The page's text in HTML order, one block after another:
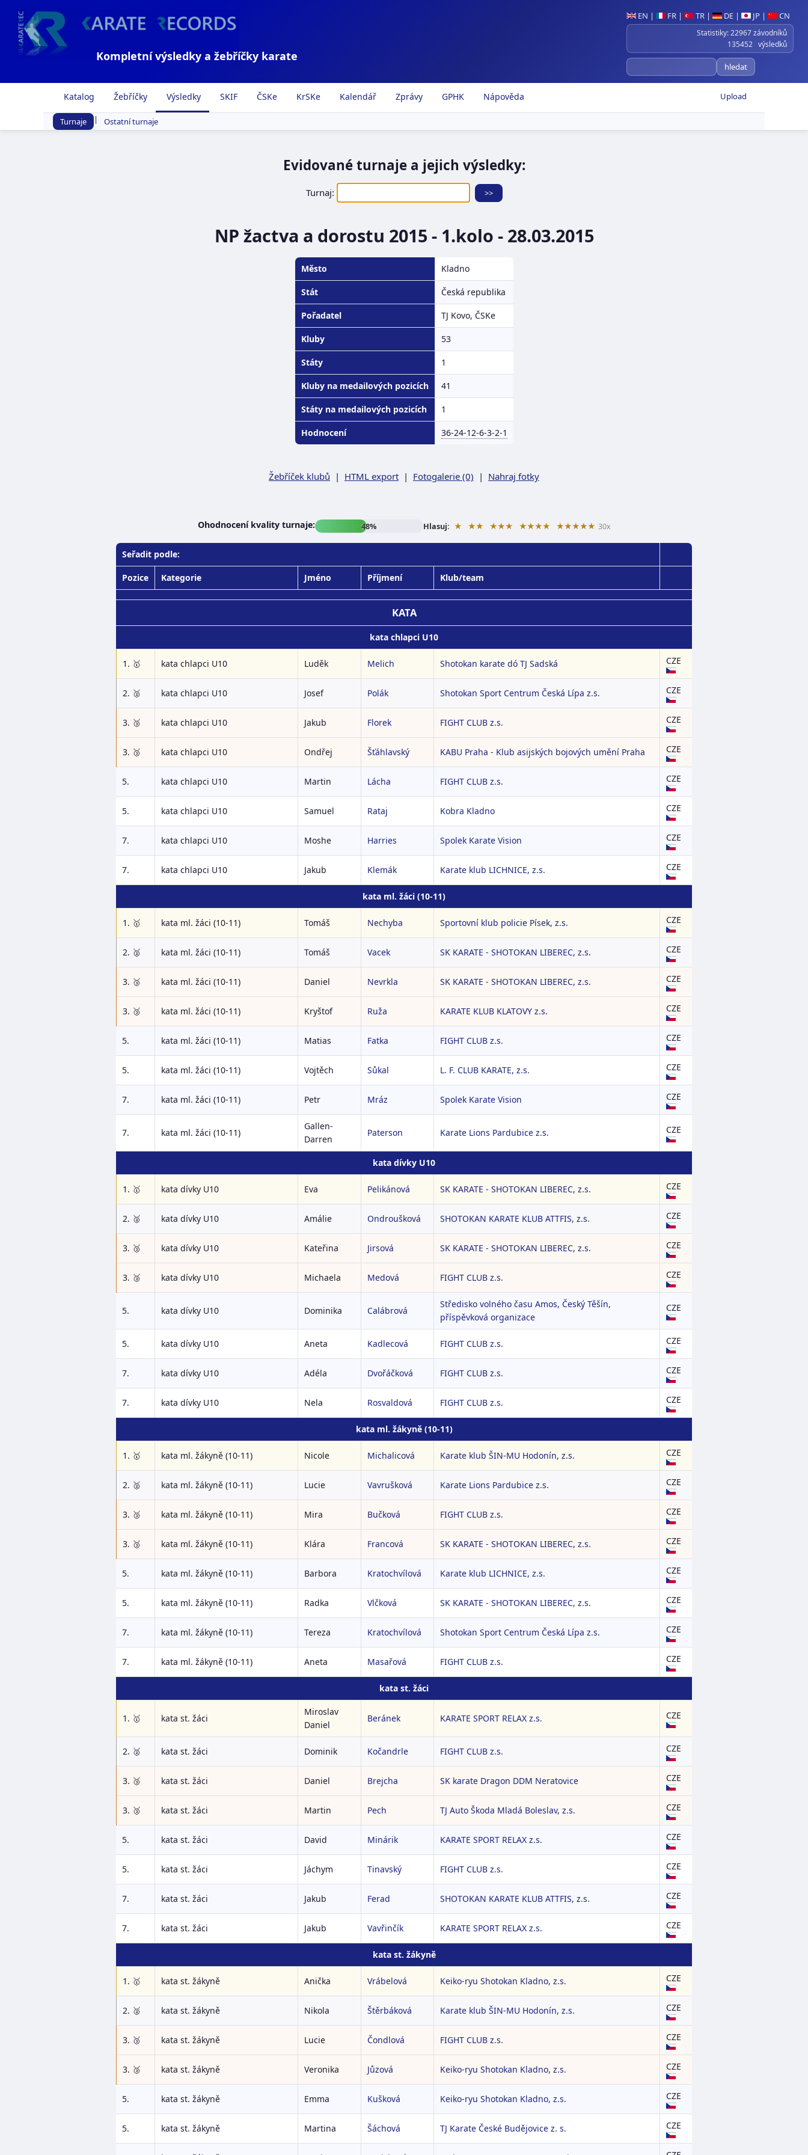
EN | FR | TR | DE | JP | CN
Statistiky: 22967 závodníků
135452 výsledků
Kompletní výsledky a žebříčky karate
Upload
Katalog Žebříčky Výsledky SKIF ČSKe KrSKe Kalendář Zprávy GPHK Nápověda
Turnaje | Ostatní turnaje
Evidované turnaje a jejich výsledky:
Turnaj:
NP žactva a dorostu 2015 - 1.kolo - 28.03.2015
Město Kladno
Stát Česká republika
Pořadatel TJ Kovo, ČSKe
Kluby 53
Státy 1
Kluby na medailových pozicích 41
Státy na medailových pozicích 1
Hodnocení 36-24-12-6-3-2-1
Žebříček klubů | HTML export | Fotogalerie (0) | Nahraj fotky
Ohodnocení kvality turnaje: 48% Hlasuj: ★ ★★ ★★★ ★★★★ ★★★★★ 30x
Seřadit podle:
Pozice Kategorie Jméno Příjmení Klub/team
KATA
kata chlapci U10
1. 🥇 kata chlapci U10 Luděk Melich Shotokan karate dó TJ Sadská CZE
2. 🥈 kata chlapci U10 Josef Polák Shotokan Sport Centrum Česká Lípa z.s. CZE
3. 🥉 kata chlapci U10 Jakub Florek FIGHT CLUB z.s. CZE
3. 🥉 kata chlapci U10 Ondřej Šťáhlavský KABU Praha - Klub asijských bojových umění Praha CZE
5. kata chlapci U10 Martin Lácha FIGHT CLUB z.s. CZE
5. kata chlapci U10 Samuel Rataj Kobra Kladno CZE
7. kata chlapci U10 Moshe Harries Spolek Karate Vision CZE
7. kata chlapci U10 Jakub Klemák Karate klub LICHNICE, z.s. CZE
kata ml. žáci (10-11)
1. 🥇 kata ml. žáci (10-11) Tomáš Nechyba Sportovní klub policie Písek, z.s. CZE
2. 🥈 kata ml. žáci (10-11) Tomáš Vacek SK KARATE - SHOTOKAN LIBEREC, z.s. CZE
3. 🥉 kata ml. žáci (10-11) Daniel Nevrkla SK KARATE - SHOTOKAN LIBEREC, z.s. CZE
3. 🥉 kata ml. žáci (10-11) Kryštof Ruža KARATE KLUB KLATOVY z.s. CZE
5. kata ml. žáci (10-11) Matias Fatka FIGHT CLUB z.s. CZE
5. kata ml. žáci (10-11) Vojtěch Sůkal L. F. CLUB KARATE, z.s. CZE
7. kata ml. žáci (10-11) Petr Mráz Spolek Karate Vision CZE
7. kata ml. žáci (10-11)
Gallen-
Darren
Paterson Karate Lions Pardubice z.s. CZE
kata dívky U10
1. 🥇 kata dívky U10 Eva Pelikánová SK KARATE - SHOTOKAN LIBEREC, z.s. CZE
2. 🥈 kata dívky U10 Amálie Ondroušková SHOTOKAN KARATE KLUB ATTFIS, z.s. CZE
3. 🥉 kata dívky U10 Kateřina Jirsová SK KARATE - SHOTOKAN LIBEREC, z.s. CZE
3. 🥉 kata dívky U10 Michaela Medová FIGHT CLUB z.s. CZE
5. kata dívky U10 Dominika Calábrová
Středisko volného času Amos, Český Těšín,
příspěvková organizace
CZE
5. kata dívky U10 Aneta Kadlecová FIGHT CLUB z.s. CZE
7. kata dívky U10 Adéla Dvořáčková FIGHT CLUB z.s. CZE
7. kata dívky U10 Nela Rosvaldová FIGHT CLUB z.s. CZE
kata ml. žákyně (10-11)
1. 🥇 kata ml. žákyně (10-11) Nicole Michalicová Karate klub ŠIN-MU Hodonín, z.s. CZE
2. 🥈 kata ml. žákyně (10-11) Lucie Vavrušková Karate Lions Pardubice z.s. CZE
3. 🥉 kata ml. žákyně (10-11) Mira Bučková FIGHT CLUB z.s. CZE
3. 🥉 kata ml. žákyně (10-11) Klára Francová SK KARATE - SHOTOKAN LIBEREC, z.s. CZE
5. kata ml. žákyně (10-11) Barbora Kratochvílová Karate klub LICHNICE, z.s. CZE
5. kata ml. žákyně (10-11) Radka Vlčková SK KARATE - SHOTOKAN LIBEREC, z.s. CZE
7. kata ml. žákyně (10-11) Tereza Kratochvílová Shotokan Sport Centrum Česká Lípa z.s. CZE
7. kata ml. žákyně (10-11) Aneta Masařová FIGHT CLUB z.s. CZE
kata st. žáci
1. 🥇 kata st. žáci
Miroslav
Daniel
Beránek KARATE SPORT RELAX z.s. CZE
2. 🥈 kata st. žáci Dominik Kočandrle FIGHT CLUB z.s. CZE
3. 🥉 kata st. žáci Daniel Brejcha SK karate Dragon DDM Neratovice CZE
3. 🥉 kata st. žáci Martin Pech TJ Auto Škoda Mladá Boleslav, z.s. CZE
5. kata st. žáci David Minárik KARATE SPORT RELAX z.s. CZE
5. kata st. žáci Jáchym Tinavský FIGHT CLUB z.s. CZE
7. kata st. žáci Jakub Ferad SHOTOKAN KARATE KLUB ATTFIS, z.s. CZE
7. kata st. žáci Jakub Vavřinčík KARATE SPORT RELAX z.s. CZE
kata st. žákyně
1. 🥇 kata st. žákyně Anička Vrábelová Keiko-ryu Shotokan Kladno, z.s. CZE
2. 🥈 kata st. žákyně Nikola Štěrbáková Karate klub ŠIN-MU Hodonín, z.s. CZE
3. 🥉 kata st. žákyně Lucie Čondlová FIGHT CLUB z.s. CZE
3. 🥉 kata st. žákyně Veronika Jůzová Keiko-ryu Shotokan Kladno, z.s. CZE
5. kata st. žákyně Emma Kušková Keiko-ryu Shotokan Kladno, z.s. CZE
5. kata st. žákyně Martina Šáchová TJ Karate České Budějovice z. s. CZE